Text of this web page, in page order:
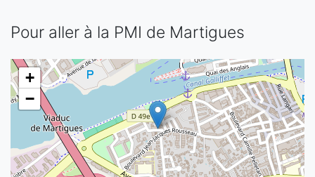
Pour aller à la PMI de Martigues
+
−